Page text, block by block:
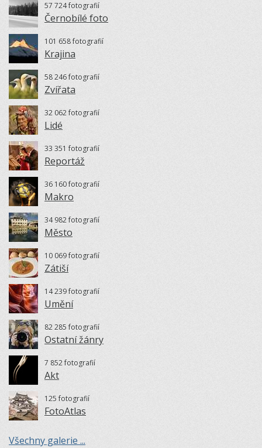
57 724 fotografií
Černobílé foto
101 658 fotografií
Krajina
58 246 fotografií
Zvířata
32 062 fotografií
Lidé
33 351 fotografií
Reportáž
36 160 fotografií
Makro
34 982 fotografií
Město
10 069 fotografií
Zátiší
14 239 fotografií
Umění
82 285 fotografií
Ostatní žánry
7 852 fotografií
Akt
125 fotografií
FotoAtlas
Všechny galerie ...